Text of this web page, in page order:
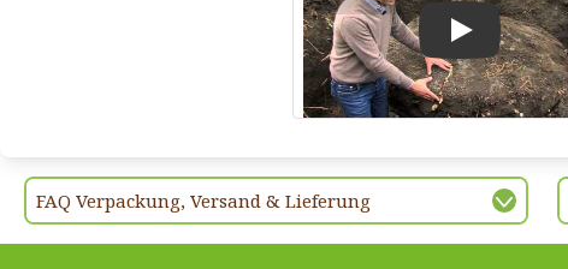
Play
FAQ Verpackung, Versand & Lieferung